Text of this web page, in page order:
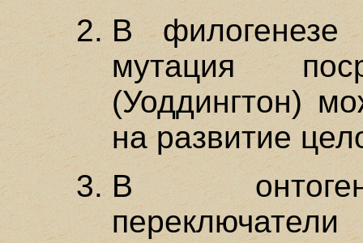
В филогенезе
мутация
(Уоддингтон)
на развитие
В